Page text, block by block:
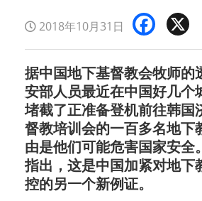
2018年10月31日 Facebook
据中国地下基督教会牧师的
安部人员最近在中国好几个
堵截了正准备登机前往韩国
督教培训会的一百多名地下
由是他们可能危害国家安全
指出，这是中国加紧对地下
控的另一个新例证。